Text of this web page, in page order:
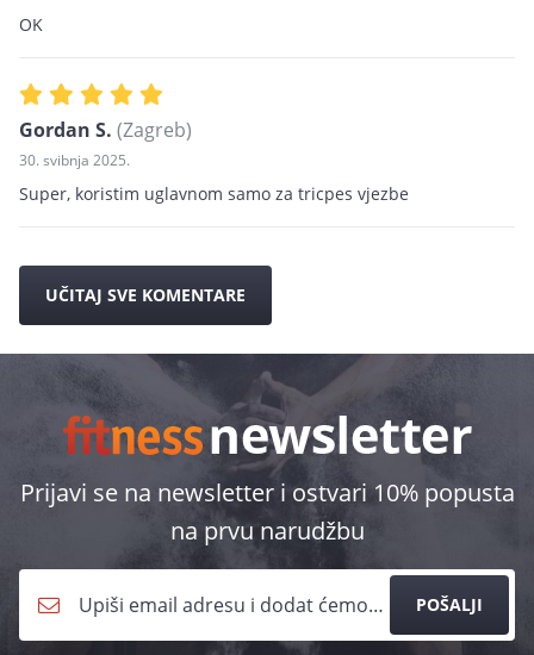
OK
Gordan S. (Zagreb)
30. svibnja 2025.
Super, koristim uglavnom samo za tricpes vjezbe
UČITAJ SVE KOMENTARE
Prijavi se na newsletter i ostvari 10% popusta
na prvu narudžbu
POŠALJI